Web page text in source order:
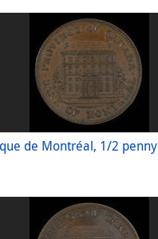
de Montréal, 1/2 penny